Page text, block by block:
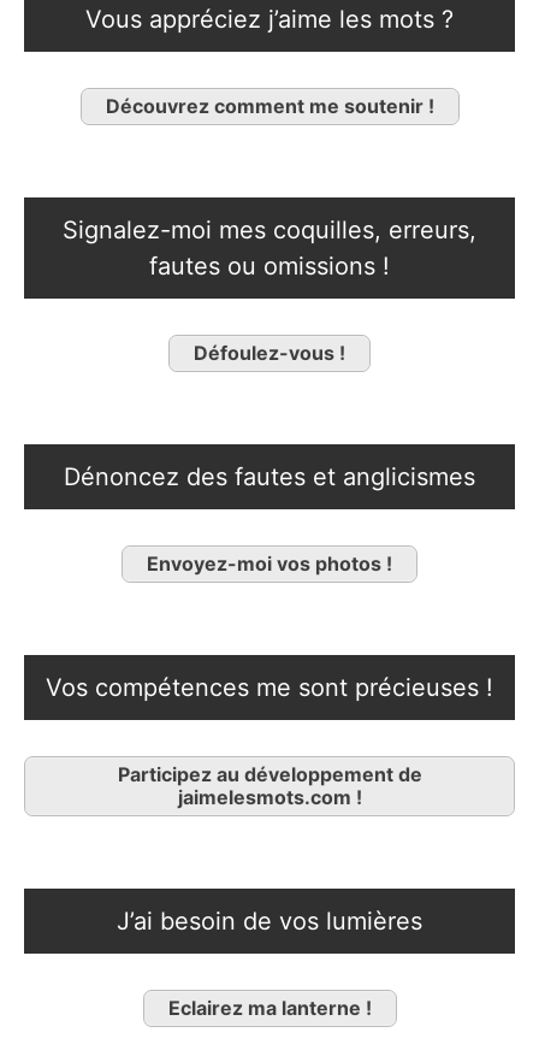
Vous appréciez j’aime les mots ?
Découvrez comment me soutenir !
Signalez-moi mes coquilles, erreurs,
fautes ou omissions !
Défoulez-vous !
Dénoncez des fautes et anglicismes
Envoyez-moi vos photos !
Vos compétences me sont précieuses !
Participez au développement de
jaimelesmots.com !
J’ai besoin de vos lumières
Eclairez ma lanterne !